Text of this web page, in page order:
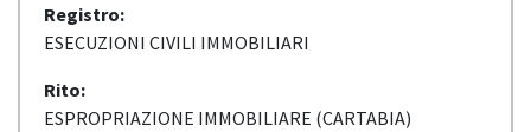
Registro:
ESECUZIONI CIVILI IMMOBILIARI
Rito:
ESPROPRIAZIONE IMMOBILIARE (CARTABIA)